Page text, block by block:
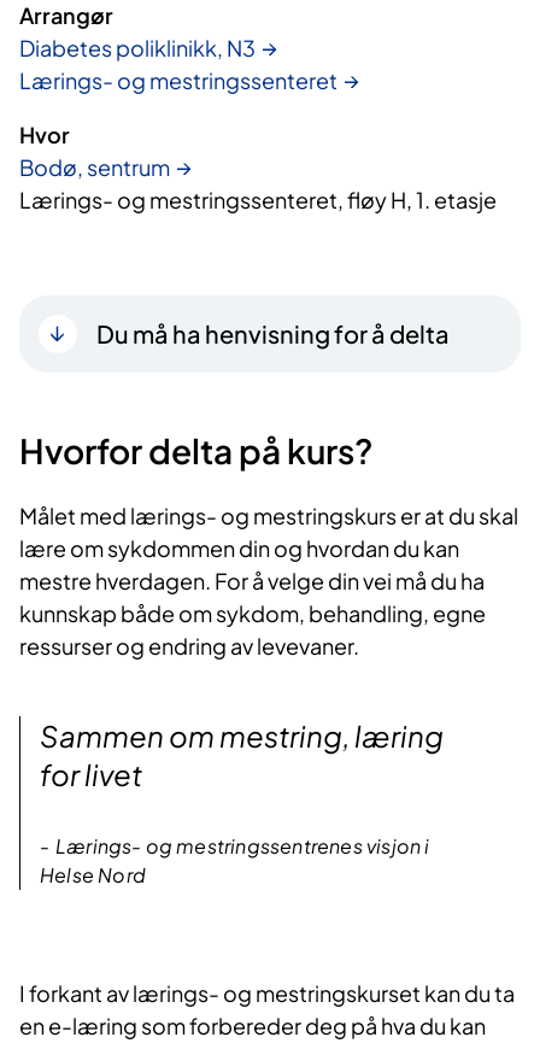
Arrangør
Diabetes poliklinikk, N3
Lærings- og mestringssenteret
Hvor
Bodø, sentrum
Lærings- og mestringssenteret, fløy H, 1. etasje
Du må ha henvisning for å delta
Hvorfor delta på kurs?​
Målet med lærings- og mestringskurs er at du skal
lære om sykdommen din og hvordan du kan
mestre hverdagen. For å velge din vei må du ha
kunnskap både om sykdom, behandling, egne
ressurser og endring av levevaner.​​
Sammen om mestring, læring
for livet
Lærings- og mestringssentrenes visjon i
Helse Nord
I forka​nt av lærings- og mestringskurset kan du ta
en e-læring som forbereder deg på hva du kan